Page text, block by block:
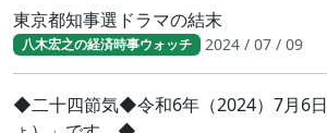
東京都知事選ドラマの結末
八木宏之の経済時事ウォッチ 2024 / 07 / 09
◆二十四節気◆令和6年（2024）7月6